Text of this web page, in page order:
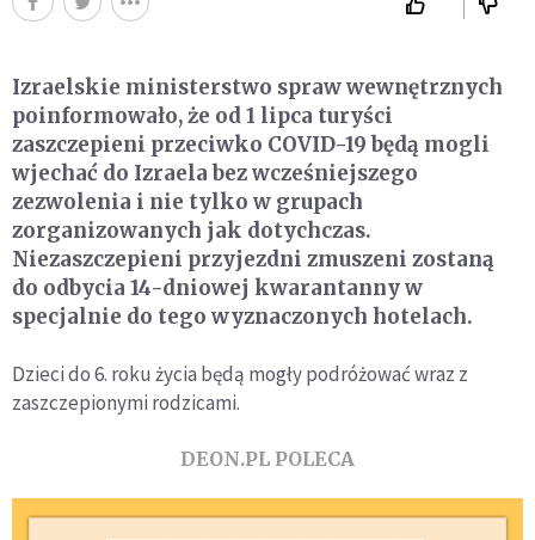
Izraelskie ministerstwo spraw wewnętrznych
poinformowało, że od 1 lipca turyści
zaszczepieni przeciwko COVID-19 będą mogli
wjechać do Izraela bez wcześniejszego
zezwolenia i nie tylko w grupach
zorganizowanych jak dotychczas.
Niezaszczepieni przyjezdni zmuszeni zostaną
do odbycia 14-dniowej kwarantanny w
specjalnie do tego wyznaczonych hotelach.
Dzieci do 6. roku życia będą mogły podróżować wraz z
zaszczepionymi rodzicami.
DEON.PL POLECA